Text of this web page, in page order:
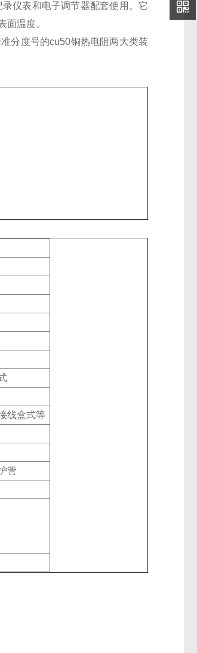
仪表和电子调节器配套使用。它
温度。
分度号的cu50铜热电阻两大类装
线盒式等
管